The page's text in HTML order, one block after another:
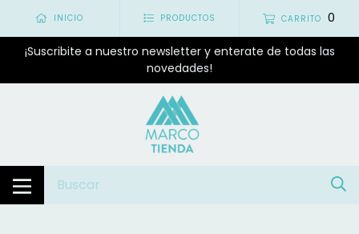
INICIO PRODUCTOS CARRITO 0
¡Suscribite a nuestro newsletter y enterate de todas las
novedades!